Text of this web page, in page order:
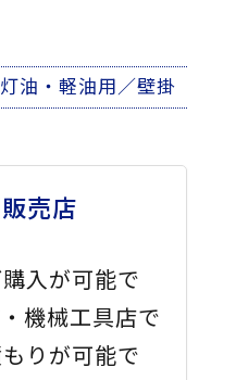
灯油・軽油用／壁掛
売店
入が可能で
機械工具店で
りが可能で